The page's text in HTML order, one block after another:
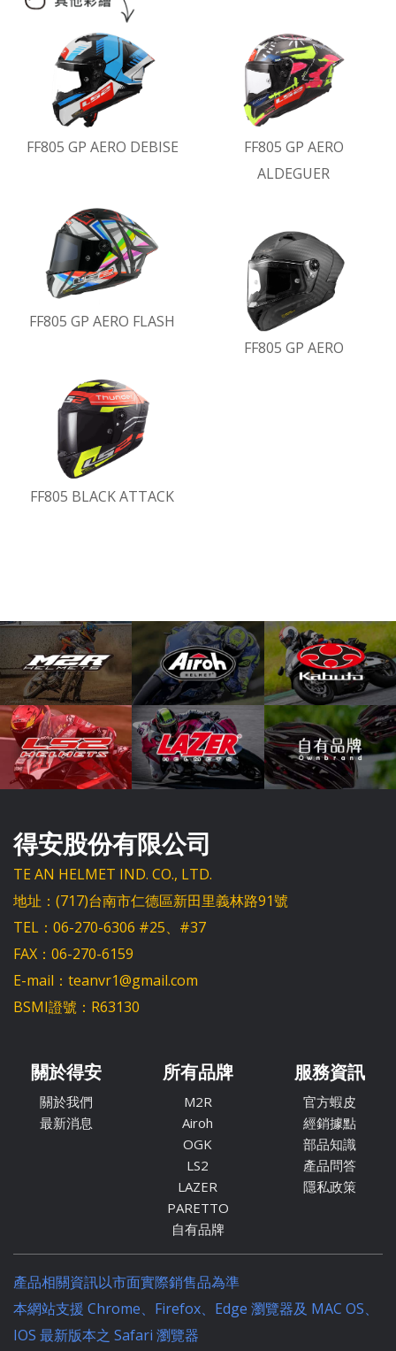
FF805 GP AERO DEBISE
FF805 GP AERO
ALDEGUER
FF805 GP AERO FLASH
FF805 GP AERO
FF805 BLACK ATTACK
得安股份有限公司
TE AN HELMET IND. CO., LTD.
地址：(717)台南市仁德區新田里義林路91號
TEL：06-270-6306 #25、#37
FAX：06-270-6159
E-mail：teanvr1@gmail.com
BSMI證號：R63130
關於得安
關於我們
最新消息
所有品牌
M2R
Airoh
OGK
LS2
LAZER
PARETTO
自有品牌
服務資訊
官方蝦皮
經銷據點
部品知識
產品問答
隱私政策
產品相關資訊以市面實際銷售品為準
本網站支援 Chrome、Firefox、Edge 瀏覽器及 MAC OS、
IOS 最新版本之 Safari 瀏覽器